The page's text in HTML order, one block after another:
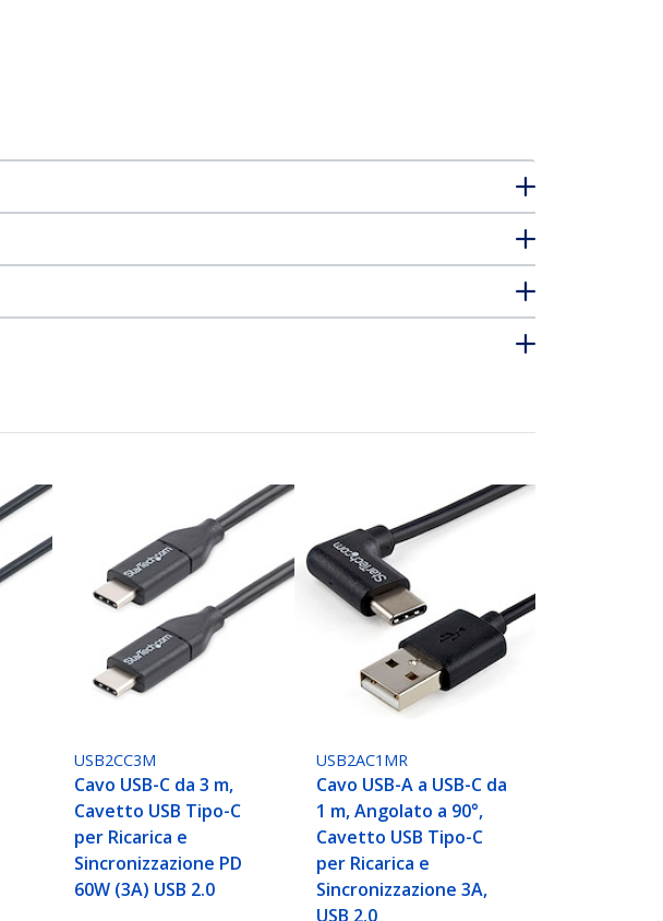
USB2CC3M
Cavo USB-C da 3 m,
Cavetto USB Tipo-C
per Ricarica e
Sincronizzazione PD
60W (3A) USB 2.0
USB2AC1MR
Cavo USB-A a USB-C da
1 m, Angolato a 90°,
Cavetto USB Tipo-C
per Ricarica e
Sincronizzazione 3A,
USB 2.0